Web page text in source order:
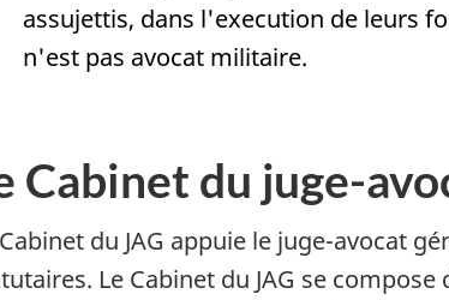
assujettis, dans l'execution de leurs
n'est pas avocat militaire.
Cabinet du juge-
du JAG appuie le juge-avocat
Le Cabinet du JAG se